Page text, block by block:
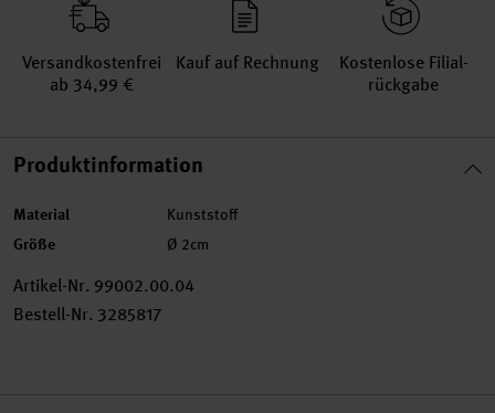
Versand­kosten­frei
ab 34,99 €
Kauf auf Rechnung
Kosten­lose Filial­
rückgabe
Produktinformation
Material Kunststoff
Größe Ø 2cm
Artikel-Nr. 99002.00.04
Bestell-Nr. 3285817